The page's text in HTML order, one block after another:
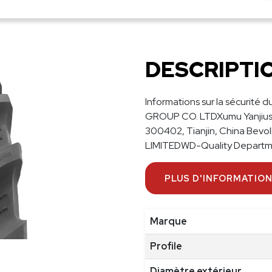
TL
Informations sur la sécurité
GROUP CO. LTDXumu
300402, Tianjin, China
LIMITEDWD-Quality
PLUS
Marque
Profile